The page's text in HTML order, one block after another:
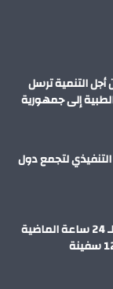
التنمية ترسل
إلى جمهورية
التنفيذي لتجمع دول
ميناء_دمياط استقبل خلال الـ 24 ساعة الماضية